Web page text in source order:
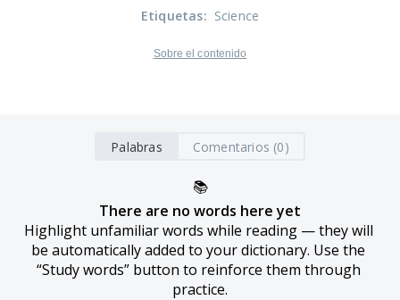
Etiquetas: Science
Sobre el contenido
Palabras Comentarios (0)
📚
There are no words here yet
Highlight unfamiliar words while reading — they will
be automatically added to your dictionary. Use the
“Study words” button to reinforce them through
practice.